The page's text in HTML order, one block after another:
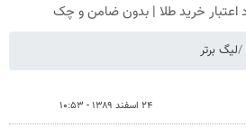
لیگ برتر
۲۴ اسفند ۱۳۸۹ - ۱۰:۵۳